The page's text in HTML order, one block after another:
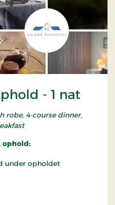
- 1 nat
robe, 4-course dinner,
ophold:
under opholdet